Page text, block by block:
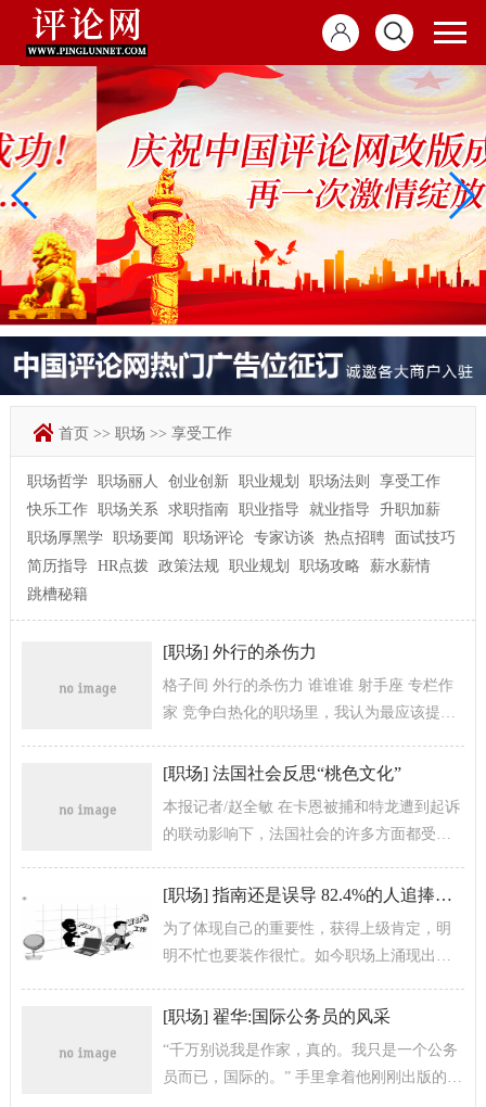
首页 >> 职场 >> 享受工作
职场哲学 职场丽人 创业创新 职业规划 职场法则
享受工作
快乐工作
职场关系 求职指南 职业指导 就业指导
升职加薪
职场厚黑学
职场要闻 职场评论 专家访谈 热点招聘
面试技巧
简历指导
HR点拨 政策法规 职业规划 职场攻略
薪水薪情
跳槽秘籍
[职场] 外行的杀伤力
格子间 外行的杀伤力 谁谁谁 射手座 专栏作
家 竞争白热化的职场里，我认为最应该提防
业的文学编辑，医学院出来的作...
[职场] 法国社会反思“桃色文化”
本报记者/赵全敏 在卡恩被捕和特龙遭到起诉
的联动影响下，法国社会的许多方面都受到
乎都从中看到了某种转变的必要性。...
[职场] 指南还是误导 82.4%的人追捧过“办公室哲学”(图)
为了体现自己的重要性，获得上级肯定，明
明不忙也要装作很忙。如今职场上涌现出不
新哲学。 漫画：李晓宜 去年，...
[职场] 翟华:国际公务员的风采
“千万别说我是作家，真的。我只是一个公务
员而已，国际的。” 手里拿着他刚刚出版的著